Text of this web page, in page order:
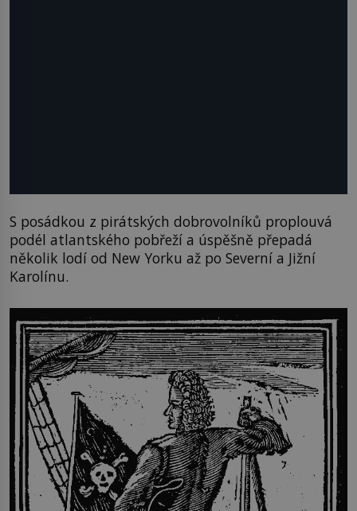
S posádkou z pirátských dobrovolníků proplouvá
podél atlantského pobřeží a úspěšně přepadá
několik lodí od New Yorku až po Severní a Jižní
Karolínu.